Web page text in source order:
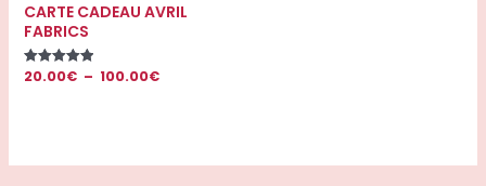
CARTE CADEAU AVRIL
FABRICS
Note
20.00€ – 100.00€